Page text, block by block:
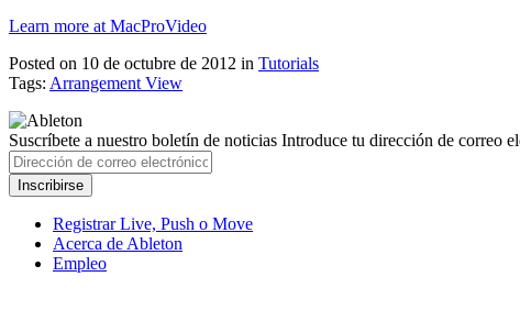
Learn more at MacProVideo
Posted on 10 de octubre de 2012 in Tutorials
Tags: Arrangement View
Suscríbete a nuestro boletín de noticias Introduce tu dirección de correo
Registrar Live, Push o Move
Acerca de Ableton
Empleo